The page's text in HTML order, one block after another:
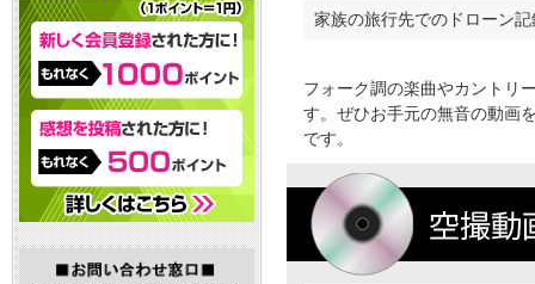
家族の旅行先でのドローン
フォーク調の楽曲やカントリ
す。ぜひお手元の無音の動画
です。